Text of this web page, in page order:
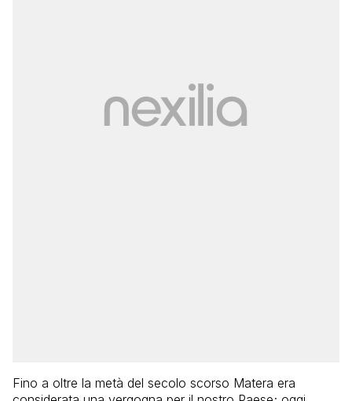
Fino a oltre la metà del secolo scorso Matera era